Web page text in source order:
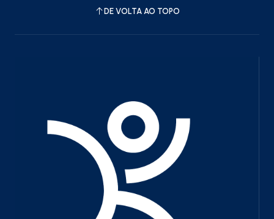
DE VOLTA AO TOPO